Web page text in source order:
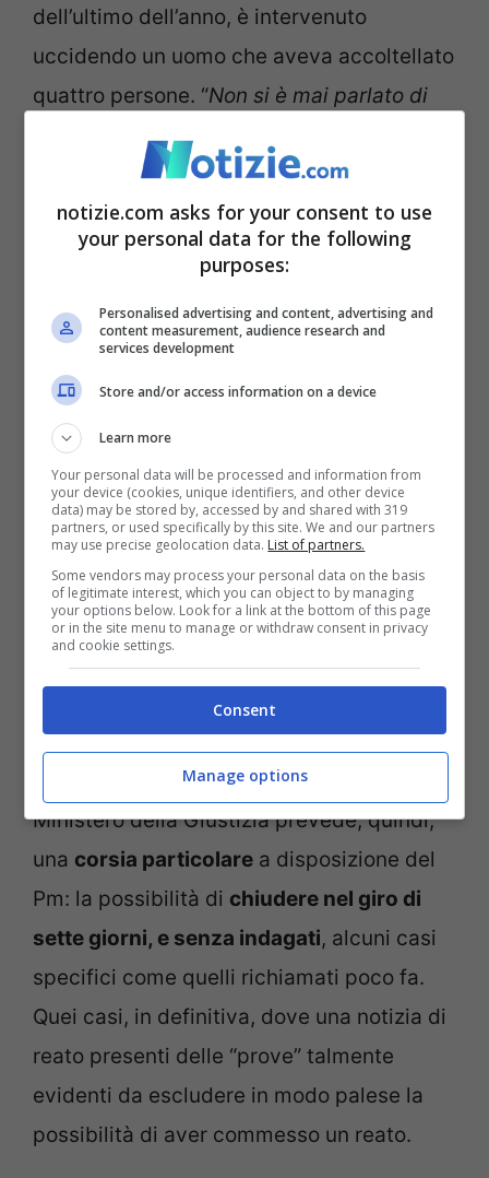
dell’ultimo dell’anno, è intervenuto
uccidendo un uomo che aveva accoltellato
quattro persone. “Non si è mai parlato di
scudo penale– ha riferito il ministro della
Carlo Nordio–stiamo studiando
un provvedimento che possa coniugare le
garanzie di una persona col fatto che non
indagati.”
Il governo: “Non è uno scudo penale ma una forma di
tutela per le forze dell’ordine” (ANSA FOTO) – notizie.com
La bozza messa nero su bianco al
Ministero della Giustizia prevede, quindi,
una corsia particolare a disposizione del
Pm: la possibilità di chiudere nel giro di
sette giorni, e senza indagati, alcuni casi
specifici come quelli richiamati poco fa.
Quei casi, in definitiva, dove una notizia di
reato presenti delle “prove” talmente
evidenti da escludere in modo palese la
possibilità di aver commesso un reato.
notizie.com asks for your consent to use
your personal data for the following
purposes:
Personalised advertising and content, advertising and
content measurement, audience research and
services development
Store and/or access information on a device
Learn more
Your personal data will be processed and information from
your device (cookies, unique identifiers, and other device
data) may be stored by, accessed by and shared with 319
partners, or used specifically by this site. We and our partners
may use precise geolocation data. List of partners.
Some vendors may process your personal data on the basis
of legitimate interest, which you can object to by managing
your options below. Look for a link at the bottom of this page
or in the site menu to manage or withdraw consent in privacy
and cookie settings.
Consent
Manage options